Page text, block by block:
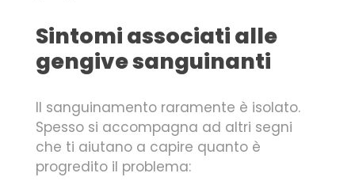
Sintomi associati alle
gengive sanguinanti
Il sanguinamento raramente è isolato.
Spesso si accompagna ad altri segni
che ti aiutano a capire quanto è
progredito il problema: